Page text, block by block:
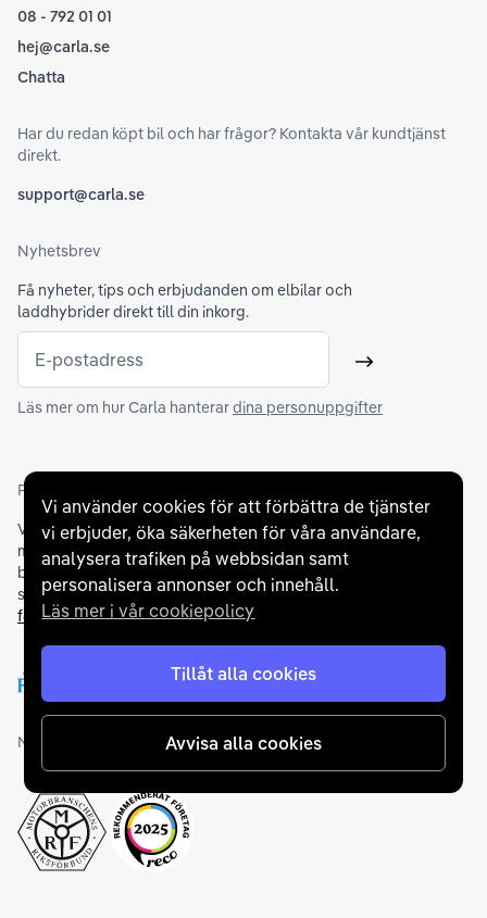
Vi använder cookies för att förbättra de tjänster
vi erbjuder, öka säkerheten för våra användare,
analysera trafiken på webbsidan samt
personalisera annonser och innehåll.
Läs mer i vår cookiepolicy
Tillåt alla cookies
Avvisa alla cookies
08 - 792 01 01
hej@carla.se
Chatta
Har du redan köpt bil och har frågor? Kontakta vår kundtjänst
direkt.
support@carla.se
Nyhetsbrev
Få nyheter, tips och erbjudanden om elbilar och
laddhybrider direkt till din inkorg.
E-postadress Skicka
Läs mer om hur Carla hanterardina personuppgifter
Partners och betallösningar
Vi samarbetar medflertalet banker för att erbjuda dig bästa
möjliga finansieringslösning och stödjer en rad olika
betalningsmetoder. För att du ska känna dig trygg vid ditt köp
samarbetar vi med Folksam och AutoConcept gällande
försäkringar och garantier.
Medlemskap och utmärkelser